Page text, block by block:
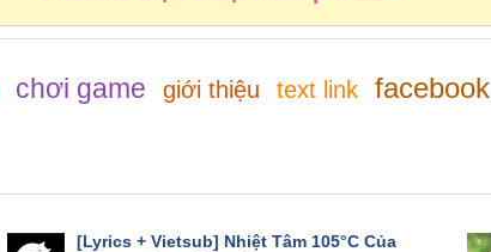
chơi game giới thiệu text link facebook
[Lyrics + Vietsub] Nhiệt Tâm 105°C Của